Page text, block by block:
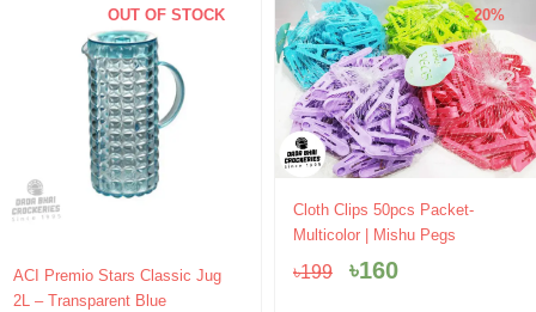
OUT OF STOCK
ACI Premio Stars Classic Jug
2L – Transparent Blue
- 20%
Cloth Clips 50pcs Packet-
Multicolor | Mishu Pegs
৳199
Original
price
৳199.
৳160
Current
price
৳160.